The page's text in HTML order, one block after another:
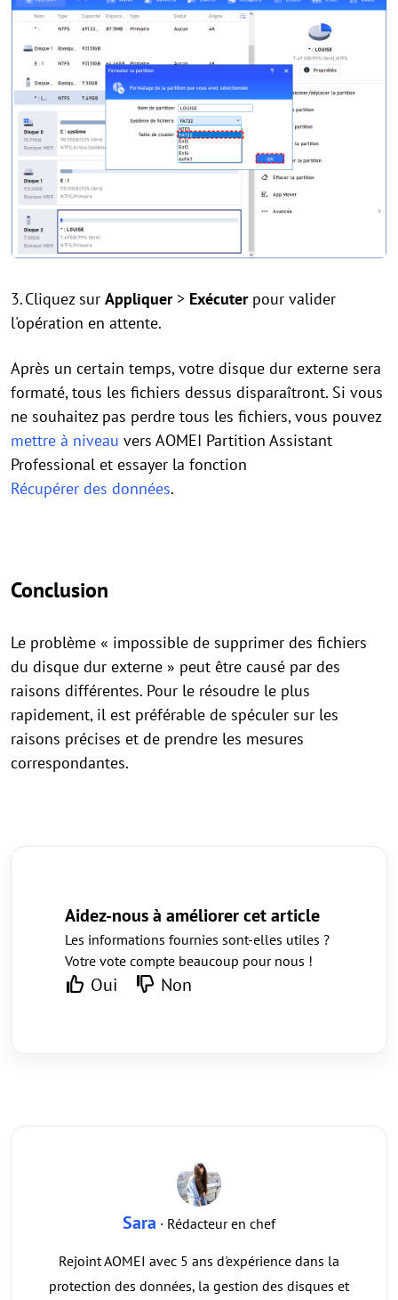
3.Cliquez sur Appliquer> Exécuterpour valider
l'opération en attente.
Après un certain temps, votre disque dur externe sera
formaté, tous les fichiers dessus disparaîtront. Si vous
ne souhaitez pas perdre tous les fichiers, vous pouvez
mettre à niveau vers AOMEI Partition Assistant
Professional et essayer la fonction
Récupérer des données.
Conclusion
Le problème « impossible de supprimer des fichiers
du disque dur externe » peut être causé par des
raisons différentes. Pour le résoudre le plus
rapidement, il est préférable de spéculer sur les
raisons précises et de prendre les mesures
correspondantes.
Aidez-nous à améliorer cet article
Les informations fournies sont-elles utiles ?
Votre vote compte beaucoup pour nous !
Oui Non
Sara · Rédacteur en chef
Rejoint AOMEI avec 5 ans d'expérience dans la
protection des données, la gestion des disques et